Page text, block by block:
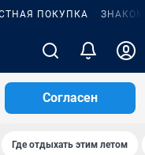
ПОКУПКА
Согласен
Где отдыхать этим летом